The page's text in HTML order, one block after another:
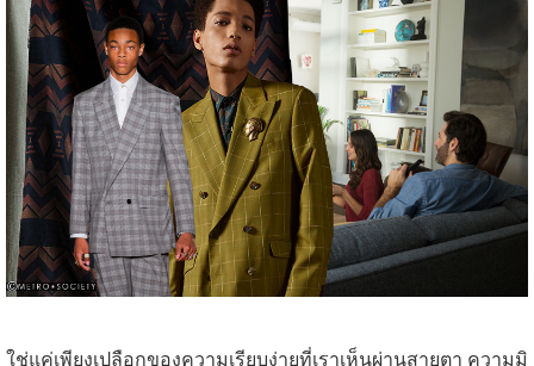
ใช่แค่เพียงเปลือกของความเรียบง่ายที่เราเห็นผ่านสายตา ความมิ